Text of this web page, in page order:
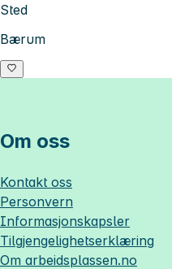
Sted
Bærum
Om oss
Kontakt oss
Personvern
Informasjonskapsler
Tilgjengelighetserklæring
Om arbeidsplassen.no